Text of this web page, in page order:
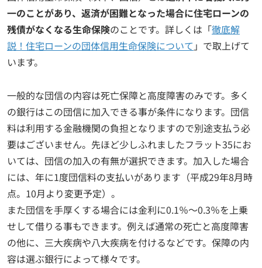
一のことがあり、返済が困難となった場合に住宅ローンの
残債がなくなる生命保険のことです。詳しくは「徹底解
説！住宅ローンの団体信用生命保険について 」で取上げて
います。
一般的な団信の内容は死亡保障と高度障害のみです。多く
の銀行はこの団信に加入できる事が条件になります。団信
料は利用する金融機関の負担となりますので別途支払う必
要はございません。先ほど少しふれましたフラット35にお
いては、団信の加入の有無が選択できます。加入した場合
には、年に1度団信料の支払いがあります（平成29年8月時
点。10月より変更予定）。
また団信を手厚くする場合には金利に0.1％～0.3％を上乗
せして借りる事もできます。例えば通常の死亡と高度障害
の他に、三大疾病や八大疾病を付けるなどです。保障の内
容は選ぶ銀行によって様々です。